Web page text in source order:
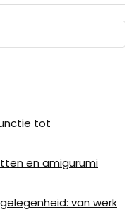
tot
en amigurumi
van werk